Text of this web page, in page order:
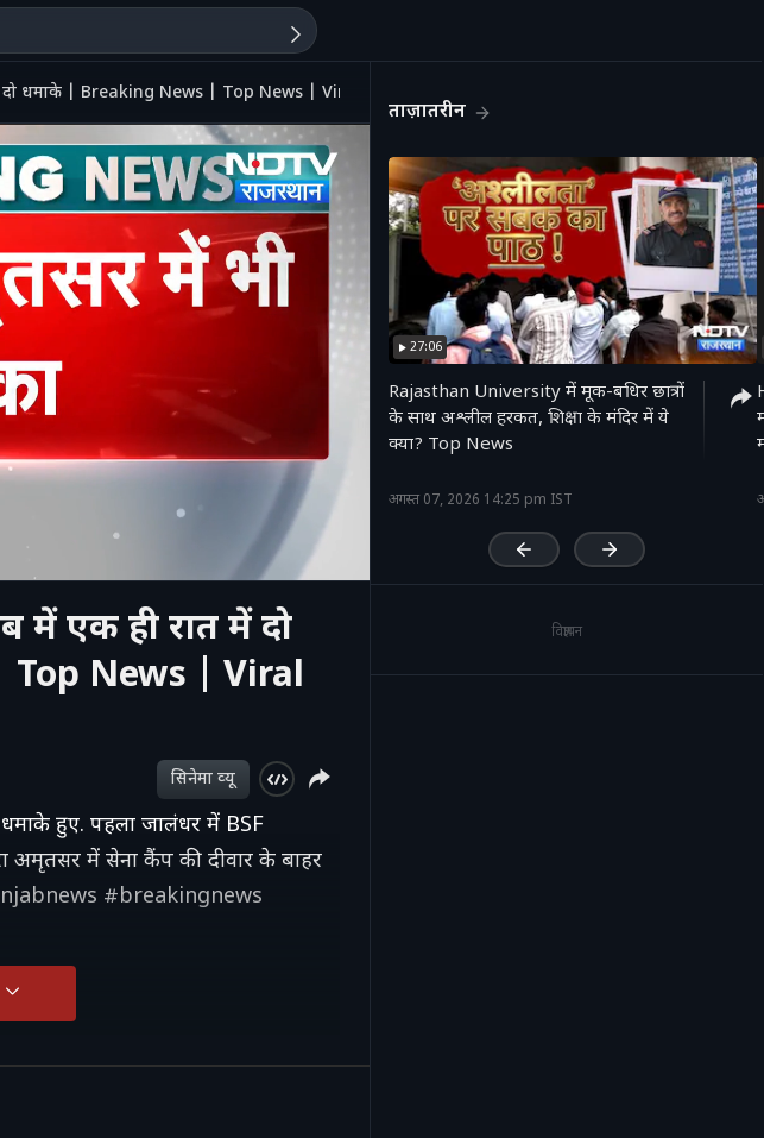
दो धमाके | Breaking News | Top News | Viral Video
'
में एक ही रात में दो
News | Viral
सिनेमा व्‍यू
हुए. पहला जालंधर में BSF
अमृतसर में सेना कैंप की दीवार के बाहर
#breakingnews
ताज़ातरीन
27:06
Rajasthan University में मूक-बधिर छात्रों
के साथ अश्लील हरकत, शिक्षा के मंदिर में ये
क्या? Top News
अगस्त 07, 2026 14:25 pm IST
विज्ञापन